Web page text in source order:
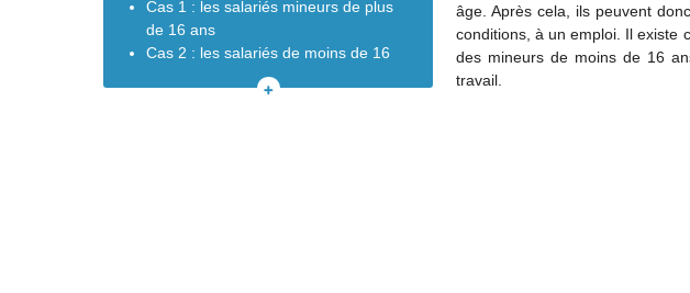
Cas 1 : les salariés mineurs de plus
de 16 ans
Cas 2 : les salariés de moins de 16
Cas 3 : les salariés en apprentissage
âge. Après cela, ils peuvent
conditions, à un emploi. Il existe
des mineurs de moins de 16
travail.